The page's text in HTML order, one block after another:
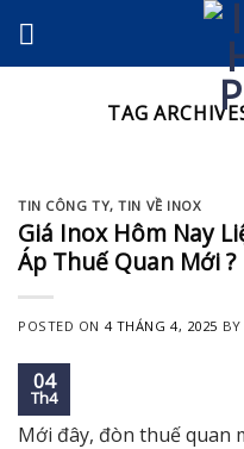
content
TAG
TIN CÔNG TY,TIN VỀ INOX
Giá Inox Hôm Nay
Áp Thuế Quan Mới ?
POSTED ON 4 THÁNG 4, 2025 BY
04
Th4
Mới đây, đòn thuế quan